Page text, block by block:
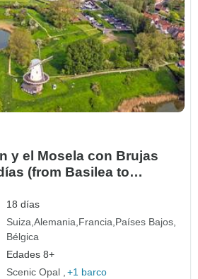
y el Mosela con Brujas
(from Basilea to
18 días
Suiza Alemania Francia Países Bajos
Bélgica
Edades 8+
Scenic Opal
+1 barco